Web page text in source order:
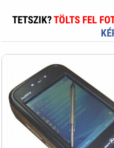
TETSZIK?TÖLTS FEL